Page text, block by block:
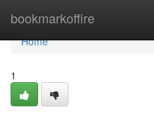
bookmarkoffire
Home
Home
1